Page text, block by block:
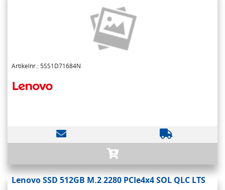
Artikelnr.: 5SS1D71684N
Lenovo SSD 512GB M.2 2280 PCIe4x4 SOL QLC LTS